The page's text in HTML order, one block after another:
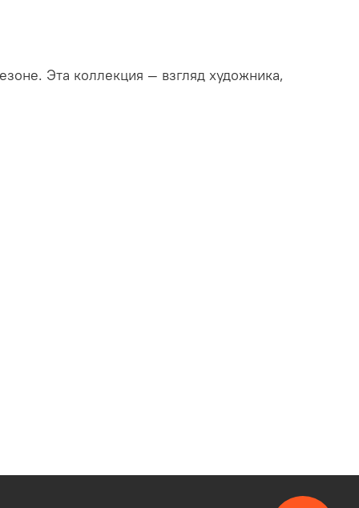
Эта коллекция — взгляд художника,